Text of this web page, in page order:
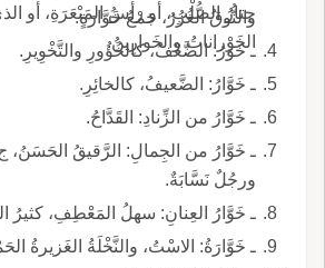
حِتارُ الصُّلْبِ، أو رأسُ المَبْعَرَةِ، أو
الخَوْراناتُ والخَوارِينُ.
والنُّوقُ الغُزُرُ، جَمْعُ خَوَّارَةٍ.
ـ خَوَرُ: الضَّعْفُ، كالخُؤُورِ والتَّخْوِيرِ.
ـ خَوَّارُ: الضَّعيفُ، كالخائِرِ.
ـ خَوَّارُ من الزِّنادِ: القَدَّاحُ.
ـ خَوَّارُ من الجِمالِ: الرَّقيقُ الحَسَنُ،
ورجُلٌ نَسَّابَةٌ.
ـ خَوَّارُ العِنانِ: سهلُ المَعْطِفِ، كثيرُ
ـ خَوَّارَةُ: الاسْتُ، والنَّخْلَةُ الغَزيرةُ